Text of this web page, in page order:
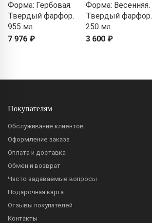
Форма: Гербовая.
Твердый фарфор.
955 мл.
7 976 ₽
Форма: Весенняя.
Твердый фарфор.
250 мл.
3 600 ₽
Покупателям
Обслуживание клиентов
Оформление заказа
Оплата и доставка
Обмен и возврат
Часто задаваемые вопросы
Подарочная карта
Отзывы покупателей
Контакты